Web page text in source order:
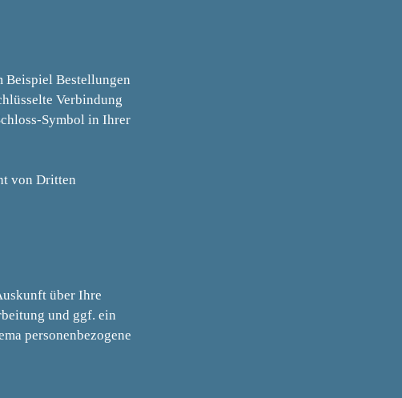
Beispiel Bestellungen
Verbindung
Symbol in Ihrer
von Dritten
über Ihre
und ggf. ein
personenbezogene